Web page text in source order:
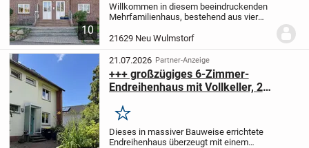
10
Willkommen in diesem beeindruckenden
Mehrfamilienhaus, bestehend aus vier
Wohnfläche von ca. 321 m² und einem
Grundstück von ca. 603 m². Das im Jahr
2000 erbaute und...
21629 Neu Wulmstorf
21.07.2026 Partner-Anzeige
+++ großzügiges 6-Zimmer-
Endreihenhaus mit Vollkeller, 2
Merken
Dieses in massiver Bauweise errichtete
Endreihenhaus überzeugt mit einem